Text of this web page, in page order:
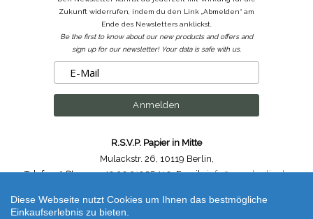
Zukunft widerrufen, indem du den Link „Abmelden“ am
Ende des Newsletters anklickst.
Be the first to know about our new products and offers and
sign up for our newsletter! Your data is safe with us.
R.S.V.P. Papier in Mitte
Mulackstr. 26 10119 Berlin
Telefon /Phone: ++49.30.31956410,Email :info@rsvp-berlin.de
Shop erstellt mit VersaCommerce.
Diese Webseite nutzt Cookies um Ihnen das bestmögliche
Einkaufserlebnis zu bieten.